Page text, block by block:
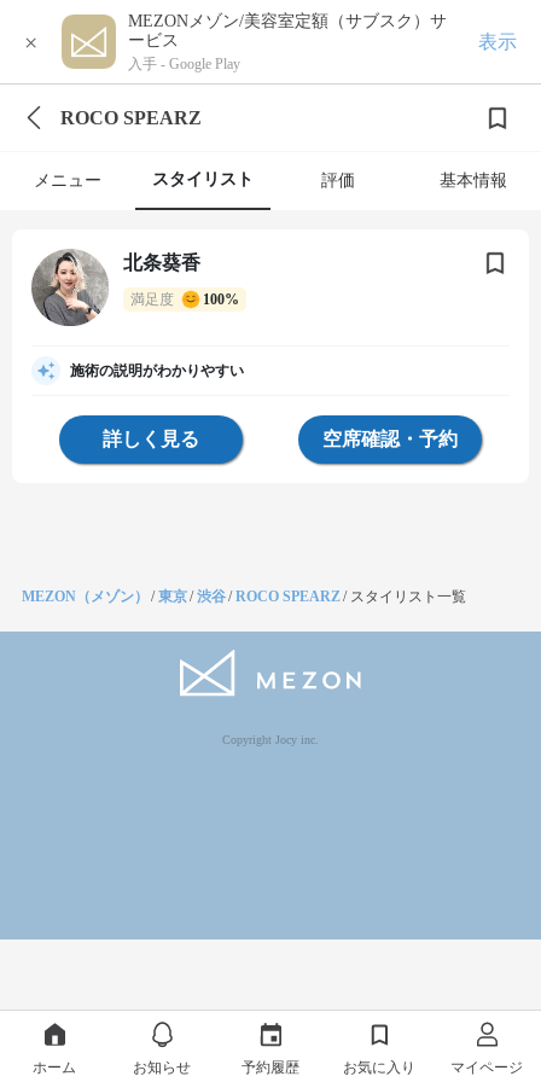
×
MEZONメゾン/美容室定額（サブスク）サ
ービス
入手 - Google Play
表示
ROCO SPEARZ
メニュー スタイリスト 評価 基本情報
北条葵香
満足度 100%
施術の説明がわかりやすい
詳しく見る 空席確認・予約
MEZON（メゾン） /東京/渋谷/ROCO SPEARZ/ スタイリスト一覧
Copyright Jocy inc.
ホーム お知らせ 予約履歴 お気に入り マイページ